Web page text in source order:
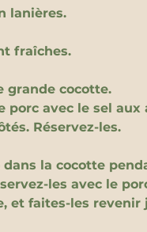
lanières.
fraîches.
grande cocotte.
porc avec le sel
Réservez-les.
la cocotte
les avec le
et faites-les revenir